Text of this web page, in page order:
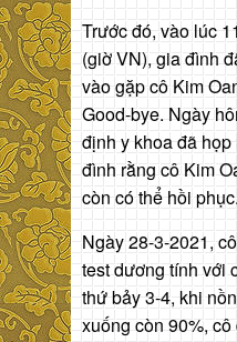
Trước đó, vào lúc
(giờ VN), gia đình
vào gặp cô Kim
Good-bye. Ngày
định y khoa đã
đình rằng cô Kim
còn có thể hồi phục.
Ngày 28-3-2021,
test dương tính với
thứ bảy 3-4, khi
xuống còn 90%,